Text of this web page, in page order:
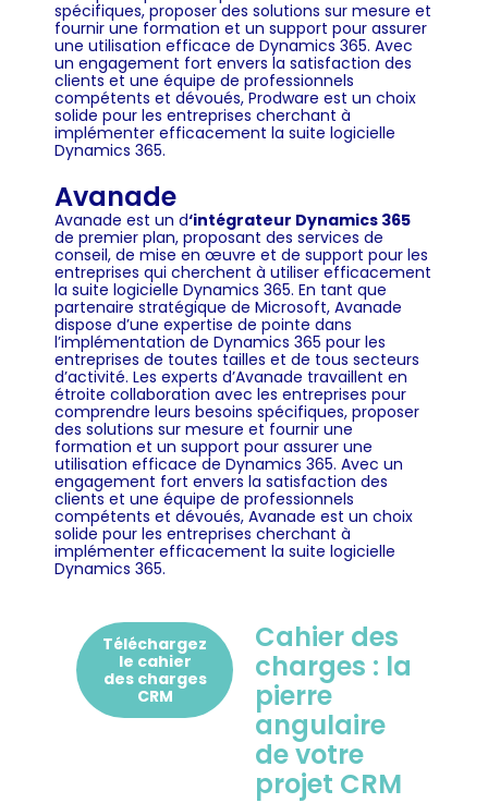
spécifiques, proposer des solutions sur mesure et
fournir une formation et un support pour assurer
une utilisation efficace de Dynamics 365. Avec
un engagement fort envers la satisfaction des
clients et une équipe de professionnels
compétents et dévoués, Prodware est un choix
solide pour les entreprises cherchant à
implémenter efficacement la suite logicielle
Dynamics 365.
Avanade
Avanade est un d‘intégrateur Dynamics 365
de premier plan, proposant des services de
conseil, de mise en œuvre et de support pour les
entreprises qui cherchent à utiliser efficacement
la suite logicielle Dynamics 365. En tant que
partenaire stratégique de Microsoft, Avanade
dispose d’une expertise de pointe dans
l’implémentation de Dynamics 365 pour les
entreprises de toutes tailles et de tous secteurs
d’activité. Les experts d’Avanade travaillent en
étroite collaboration avec les entreprises pour
comprendre leurs besoins spécifiques, proposer
des solutions sur mesure et fournir une
formation et un support pour assurer une
utilisation efficace de Dynamics 365. Avec un
engagement fort envers la satisfaction des
clients et une équipe de professionnels
compétents et dévoués, Avanade est un choix
solide pour les entreprises cherchant à
implémenter efficacement la suite logicielle
Dynamics 365.
Téléchargez
le cahier
des charges
CRM
Cahier des
charges : la
pierre
angulaire
de votre
projet CRM